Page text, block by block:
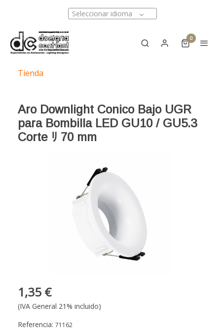
Seleccionar idioma
0
Tienda
Aro Downlight Conico Bajo UGR
para Bombilla LED GU10 / GU5.3
Corte ﾘ 70 mm
1,35 €
(IVA General 21% incluido)
Referencia: 71162